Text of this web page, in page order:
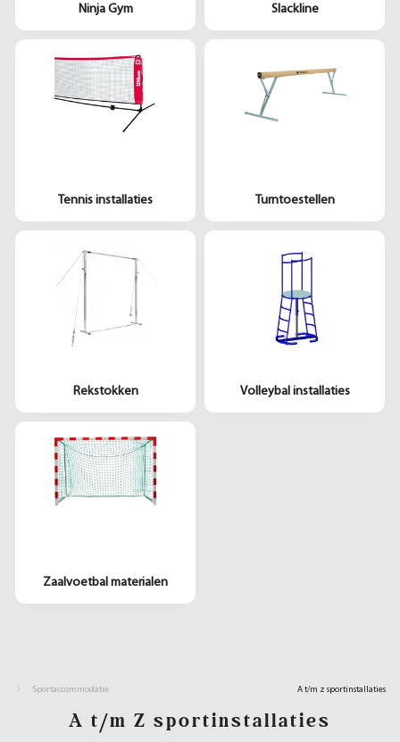
Ninja Gym Slackline
Tennis installaties Turntoestellen
Rekstokken Volleybal installaties
Zaalvoetbal materialen
Sportaccommodatie A t/m z sportinstallaties
A t/m Z sportinstallaties